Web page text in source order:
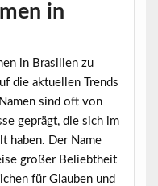
in
in Brasilien zu
die aktuellen Trends
sind oft von
geprägt, die sich im
haben. Der Name
großer Beliebtheit
für Glauben und